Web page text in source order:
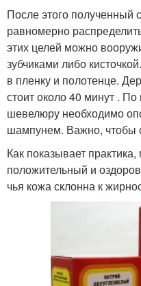
После этого полученный
равномерно
этих целей можно
зубчиками либо
в пленку и полотенце.
стоит около 40 минут .
шевелюру необходимо
шампунем. Важно, чтобы
Как показывает
положительный и
чья кожа склонна к